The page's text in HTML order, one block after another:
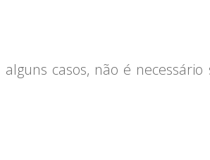
casos, não é necessário